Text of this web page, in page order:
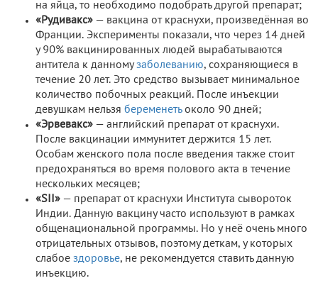
на яйца, то необходимо подобрать другой препарат;
«Рудивакс» — вакцина от краснухи, произведённая во
Франции. Эксперименты показали, что через 14 дней
у 90% вакцинированных людей вырабатываются
антитела к данномузаболеванию, сохраняющиеся в
течение 20 лет. Это средство вызывает минимальное
количество побочных реакций. После инъекции
девушкам нельзя беременетьоколо 90 дней;
«Эрвевакс» — английский препарат от краснухи.
После вакцинации иммунитет держится 15 лет.
Особам женского пола после введения также стоит
предохраняться во время полового акта в течение
нескольких месяцев;
«SII» — препарат от краснухи Института сывороток
Индии. Данную вакцину часто используют в рамках
общенациональной программы. Но у неё очень много
отрицательных отзывов, поэтому деткам, у которых
слабое здоровье, не рекомендуется ставить данную
инъекцию.